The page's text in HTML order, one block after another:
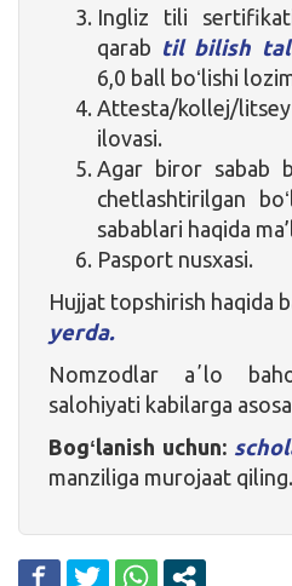
Ingliz tili
qarab til bilish
6,0 ball boʻlishi
Attesta/kollej/
ilovasi.
Agar biror sabab
chetlashtirilgan
sabablari haqida
Pasport nusxasi.
Hujjat topshirish haqida
yerda.
Nomzodlar aʼlo
salohiyati kabilarga
Bogʻlanish uchun:
manziliga murojaat qiling.